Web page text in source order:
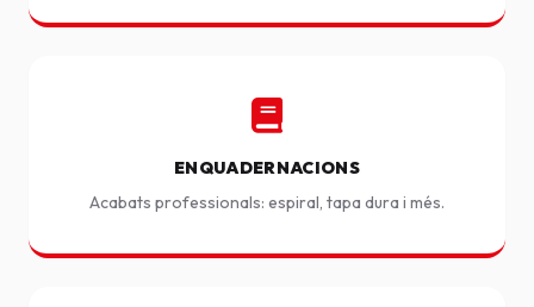
ENQUADERNACIONS
Acabats professionals: espiral, tapa dura i més.